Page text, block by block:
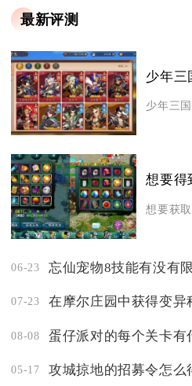
最新评测
少年三
想要获
06-23 忘仙宠物8技能有没有
07-23 在摩尔庄园中获得变异
08-08 蛋仔派对的每个关卡有
05-17 攻城掠地的招募令怎么